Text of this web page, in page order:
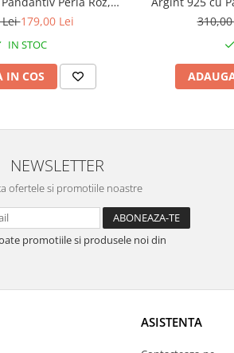
în Cutie Elegantă cu
Lei179,00 Lei
IN STOC
IN COS
placat cu
NEWSLETTER
ofertele si promotiile noastre
promotiile si produsele noi din
ASISTENTA